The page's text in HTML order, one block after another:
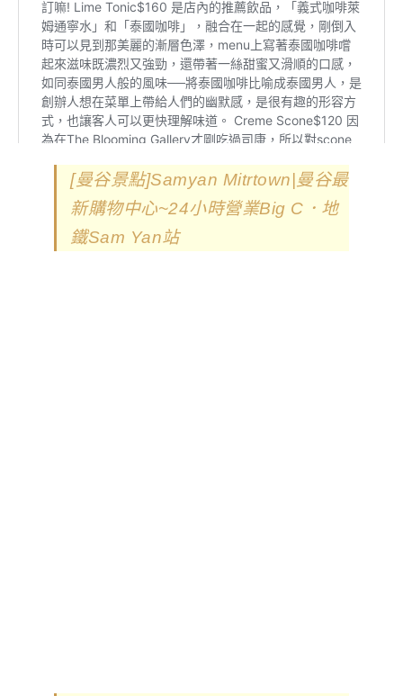
[曼谷景點]Samyan Mitrtown|曼谷最
新購物中心~24小時營業Big C．地
鐵Sam Yan站